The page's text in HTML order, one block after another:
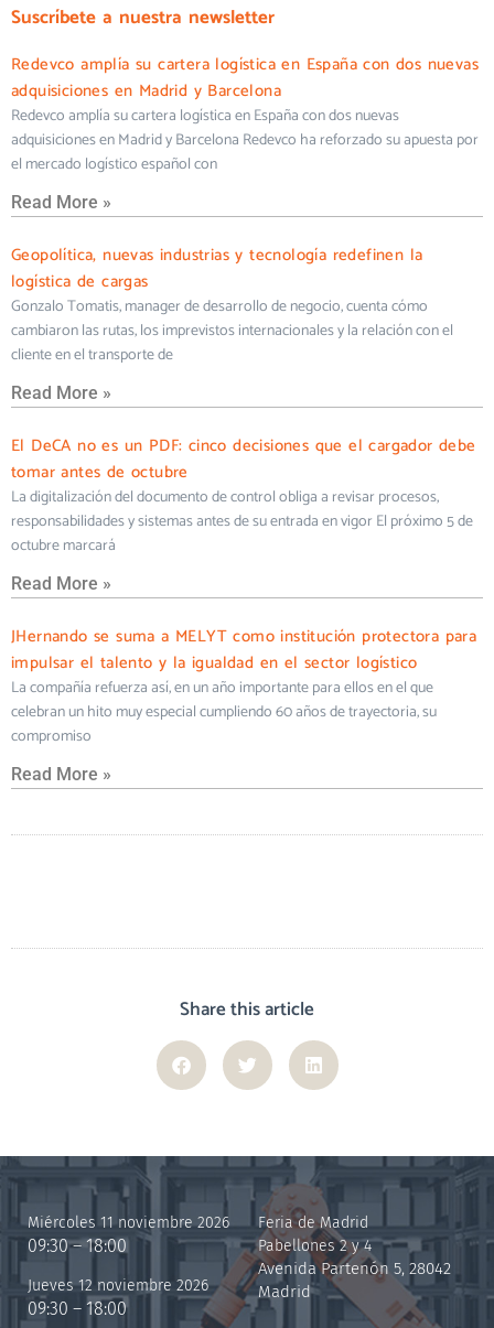
Suscríbete a nuestra newsletter
Redevco amplía su cartera logística en España con dos nuevas
adquisiciones en Madrid y Barcelona
Redevco amplía su cartera logística en España con dos nuevas
adquisiciones en Madrid y Barcelona Redevco ha reforzado su apuesta por
el mercado logístico español con
Read More »
Geopolítica, nuevas industrias y tecnología redefinen la
logística de cargas
Gonzalo Tomatis, manager de desarrollo de negocio, cuenta cómo
cambiaron las rutas, los imprevistos internacionales y la relación con el
cliente en el transporte de
Read More »
El DeCA no es un PDF: cinco decisiones que el cargador debe
tomar antes de octubre
La digitalización del documento de control obliga a revisar procesos,
responsabilidades y sistemas antes de su entrada en vigor El próximo 5 de
octubre marcará
Read More »
JHernando se suma a MELYT como institución protectora para
impulsar el talento y la igualdad en el sector logístico
La compañía refuerza así, en un año importante para ellos en el que
celebran un hito muy especial cumpliendo 60 años de trayectoria, su
compromiso
Read More »
Share this article
Miércoles 11 noviembre 2026
09:30 – 18:00
Jueves 12 noviembre 2026
09:30 – 18:00
Feria de Madrid
Pabellones 2 y 4
Avenida Partenón 5, 28042
Madrid